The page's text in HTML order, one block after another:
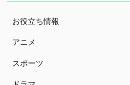
お役立ち情報
アニメ
スポーツ